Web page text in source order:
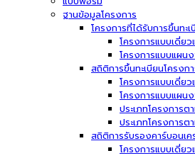
ฐานข้อมูลโครงการ
โครงการที่ได้รับการขึ้นทะเ
โครงการแบบเดี่ย
โครงการแบบแผน
สถิติการขึ้นทะเบียนโครงก
โครงการแบบเดี่ย
โครงการแบบแผน
ประเภทโครงการ
ประเภทโครงการ
สถิติการรับรองคาร์บอนเ
โครงการแบบเดี่ย